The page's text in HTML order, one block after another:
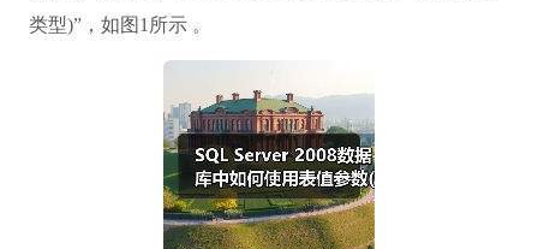
类型)”，如图1所示 。